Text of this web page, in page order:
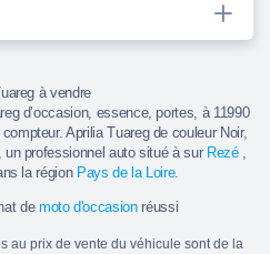
à vendre
d’occasion, essence, portes, à 11990
Aprilia Tuareg de couleur Noir,
un professionnel auto situé à sur Rezé,
la région Pays de la Loire.
de moto d'occasionréussi
au prix de vente du véhicule sont de la